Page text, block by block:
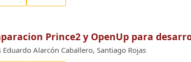
Prince2 y OpenUp para
Eduardo Alarcón Caballero, Santiago Rojas